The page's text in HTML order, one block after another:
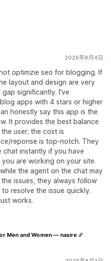
2026年8月4日
optimzie seo for blogging. If
layout and design are very
significantly. I've
apps with 4 stars or higher
honestly say this app is the
It provides the best balance
user; the cost is
reponse is top-notch. They
chat instantly if you have
are working on your site.
the agent on the chat may
issues, they always follow
resolve the issue quickly.
works.
Men and Women — nasire